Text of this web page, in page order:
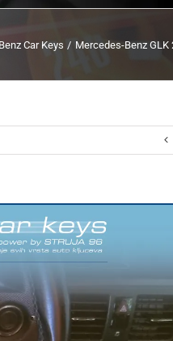
Car Keys Mercedes-Benz